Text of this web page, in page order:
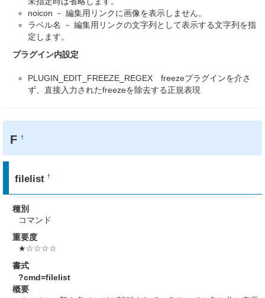
noicon － 編集用リンクに画像を表示しません。
ラベル名 － 編集用リンクの文字列として表示する文字列を指
定します。
プラグイン内設定
PLUGIN_EDIT_FREEZE_REGEX freezeプラグインを介さ
ず、直接入力されたfreezeを除去する正規表現
F†
filelist†
種別
コマンド
重要度
★☆☆☆☆
書式
?cmd=filelist
概要